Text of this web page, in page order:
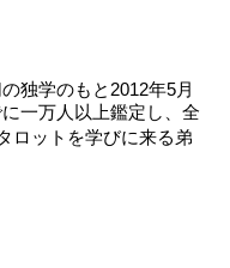
独学のもと2012年5月
一万人以上鑑定し、全
ロットを学びに来る弟